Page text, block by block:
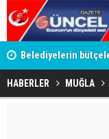
Belediyelerin
HABERLER MUĞLA